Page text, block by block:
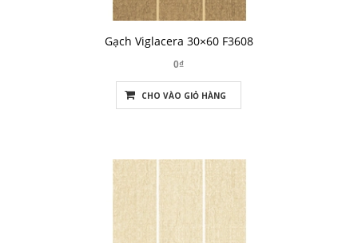
Gạch Viglacera 30×60 F3608
0₫
CHO VÀO GIỎ HÀNG